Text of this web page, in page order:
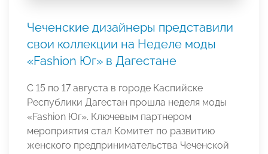
Чеченские дизайнеры представили
свои коллекции на Неделе моды
«Fashion Юг» в Дагестане
С 15 по 17 августа в городе Каспийске
Республики Дагестан прошла неделя моды
«Fashion Юг». Ключевым партнером
мероприятия стал Комитет по развитию
женского предпринимательства Чеченской